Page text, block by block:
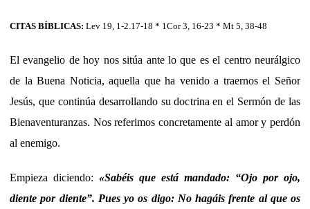
CITAS BÍBLICAS: Lev 19, 1-2.17-18 * 1Cor 3, 16-23 * Mt 5, 38-48
El evangelio de hoy nos sitúa ante lo que es el centro neurálgico
de la Buena Noticia, aquella que ha venido a traernos el Señor
Jesús, que continúa desarrollando su doctrina en el Sermón de las
Bienaventuranzas. Nos referimos concretamente al amor y perdón
al enemigo.
Empieza diciendo: «Sabéis que está mandado: “Ojo por ojo,
diente por diente”. Pues yo os digo: No hagáis frente al que os